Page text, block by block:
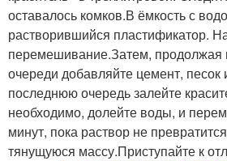
оставалось комков.В ёмкость с
растворившийся пластификатор.
перемешивание.Затем,
очереди добавляйте цемент,
последнюю очередь залейте
необходимо, долейте воды, и
минут, пока раствор не
тянущуюся массу.Приступайте к